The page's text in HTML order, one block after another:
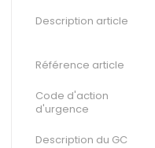
Description article
Référence article
Code d'action
d'urgence
Description du GC